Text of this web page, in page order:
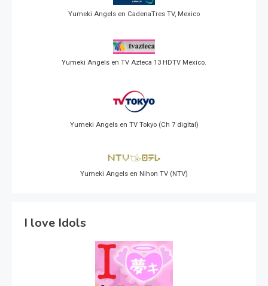
Yumeki Angels en CadenaTres TV, Mexico
Yumeki Angels en TV Azteca 13 HDTV Mexico.
Yumeki Angels en TV Tokyo (Ch 7 digital)
Yumeki Angels en Nihon TV (NTV)
I love Idols